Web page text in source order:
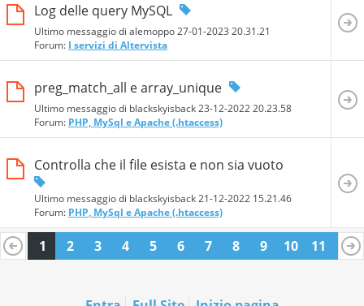
Log delle query MySQL
Ultimo messaggio di alemoppo 27-01-2023 20.31.21
Forum: I servizi di Altervista
preg_match_all e array_unique
Ultimo messaggio di blackskyisback 23-12-202220.23.58
Forum: PHP, MySql e Apache (.htaccess)
Controlla che il file esista e non sia vuoto
Ultimo messaggio di blackskyisback 21-12-2022 15.21.46
Forum: PHP, MySql e Apache (.htaccess)
1 2 3 4 5 6 7 8 9 10 11
12